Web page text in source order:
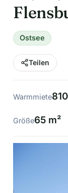
Ostsee
Teilen
Warmmiete
Größe65 m²